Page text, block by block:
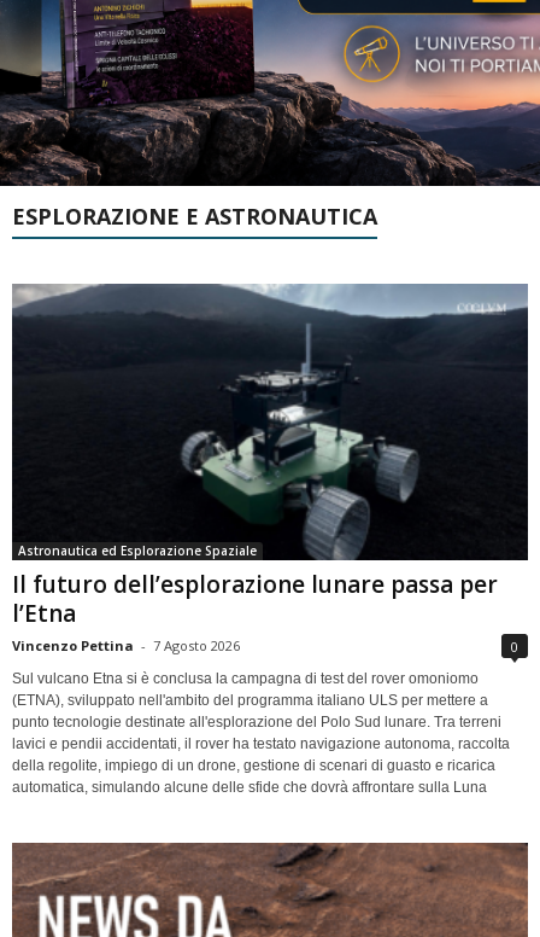
ESPLORAZIONE E ASTRONAUTICA
Astronautica ed Esplorazione Spaziale
Il futuro dell’esplorazione lunare passa per
l’Etna
Vincenzo Pettina - 7 Agosto 2026 0
Sul vulcano Etna si è conclusa la campagna di test del rover omoniomo
(ETNA), sviluppato nell'ambito del programma italiano ULS per mettere a
punto tecnologie destinate all'esplorazione del Polo Sud lunare. Tra terreni
lavici e pendii accidentati, il rover ha testato navigazione autonoma, raccolta
della regolite, impiego di un drone, gestione di scenari di guasto e ricarica
automatica, simulando alcune delle sfide che dovrà affrontare sulla Luna